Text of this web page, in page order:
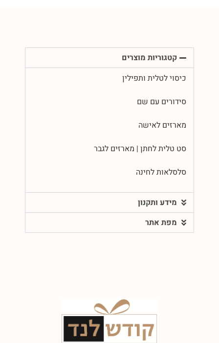
קטגוריות מוצרים
כיסוי לטלית ותפילין
סידורים עם שם
מארזים לאישה
סט טלית לחתן | מארזים לגבר
סלסלאות לחינה
מידע ותקנון
מפת אתר